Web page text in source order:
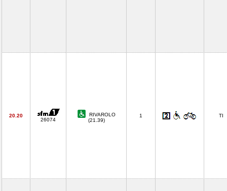
20.20
26074
RIVAROLO
(21.39)
1 TI